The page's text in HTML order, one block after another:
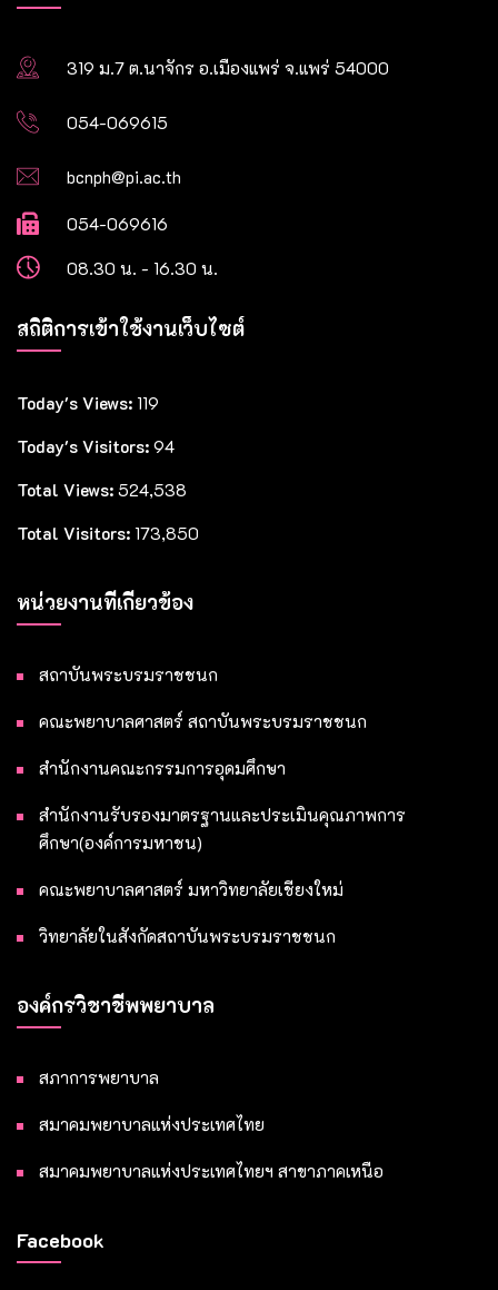
319 ม.7 ต.นาจักร อ.เมืองแพร่ จ.แพร่ 54000
054-069615
bcnph@pi.ac.th
054-069616
08.30 น. - 16.30 น.
สถิติการเข้าใช้งานเว็บไซต์
Today's Views: 119
Today's Visitors: 94
Total Views: 524,538
Total Visitors: 173,850
หน่วยงานที่เกี่ยวข้อง
สถาบันพระบรมราชชนก
คณะพยาบาลศาสตร์ สถาบันพระบรมราชชนก
สำนักงานคณะกรรมการอุดมศึกษา
สำนักงานรับรองมาตรฐานและประเมินคุณภาพการ
ศึกษา(องค์การมหาชน)
คณะพยาบาลศาสตร์ มหาวิทยาลัยเชียงใหม่
วิทยาลัยในสังกัดสถาบันพระบรมราชชนก
องค์กรวิชาชีพพยาบาล
สภาการพยาบาล
สมาคมพยาบาลแห่งประเทศไทย
สมาคมพยาบาลแห่งประเทศไทยฯ สาขาภาคเหนือ
Facebook